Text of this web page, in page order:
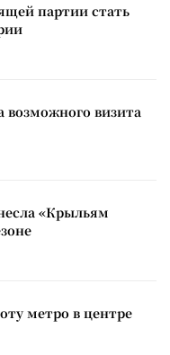
партии стать
возможного визита
«Крыльям
метро в центре